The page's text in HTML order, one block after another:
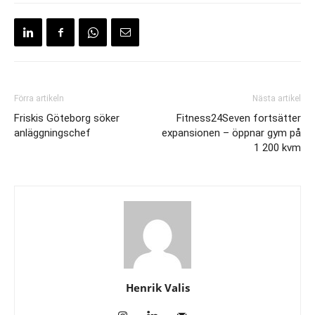
Förra artikeln
Friskis Göteborg söker
anläggningschef
Nästa artikel
Fitness24Seven fortsätter
expansionen – öppnar gym på
1 200 kvm
Henrik Valis